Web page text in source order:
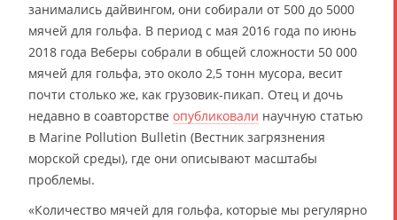
занимались дайвингом, они собирали от 500 до 5000
мячей для гольфа. В период с мая 2016 года по июнь
2018 года Веберы собрали в общей сложности 50 000
мячей для гольфа, это около 2,5 тонн мусора, весит
почти столько же, как грузовик-пикап. Отец и дочь
недавно в соавторстве опубликовали научную статью
в Marine Pollution Bulletin (Вестник загрязнения
морской среды), где они описывают масштабы
проблемы.
«Количество мячей для гольфа, которые мы регулярно